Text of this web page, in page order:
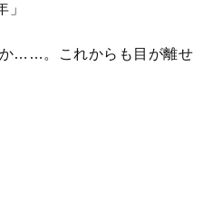
」
……。これからも目が離せ